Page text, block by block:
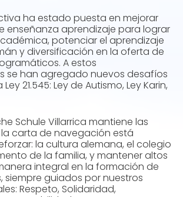
ha estado puesta en mejorar
enseñanza aprendizaje para lograr
potenciar el aprendizaje
y diversificación en la oferta de
A estos
se han agregado nuevos desafíos
21.545: Ley de Autismo, Ley Karin,
Schule Villarrica mantiene las
carta de navegación está
la cultura alemana, el colegio
de la familia, y mantener altos
integral en la formación de
siempre guiados por nuestros
Respeto, Solidaridad,